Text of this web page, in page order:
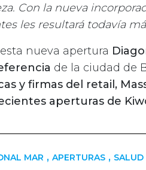
Con la nueva
les resultará todavía
nueva apertura
de la ciudad de
y firmas del retail,
aperturas de
MAR , APERTURAS ,